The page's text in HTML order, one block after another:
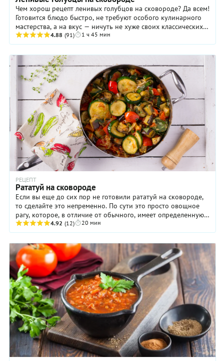
Чем хорош рецепт ленивых голубцов на сковороде? Да всем!
Готовится блюдо быстро, не требуют особого кулинарного
мастерства, а на вкус — ничуть не хуже своих классических
собратьев. Наши же ленивые ...
4.88 (91) 1 ч 45 мин
РЕЦЕПТ
Рататуй на сковороде
Если вы еще до сих пор не готовили рататуй на сковороде,
то сделайте это непременно. По сути это просто овощное
рагу, которое, в отличие от обычного, имеет определенную
технологию приготовления и ...
4.92 (12) 20 мин